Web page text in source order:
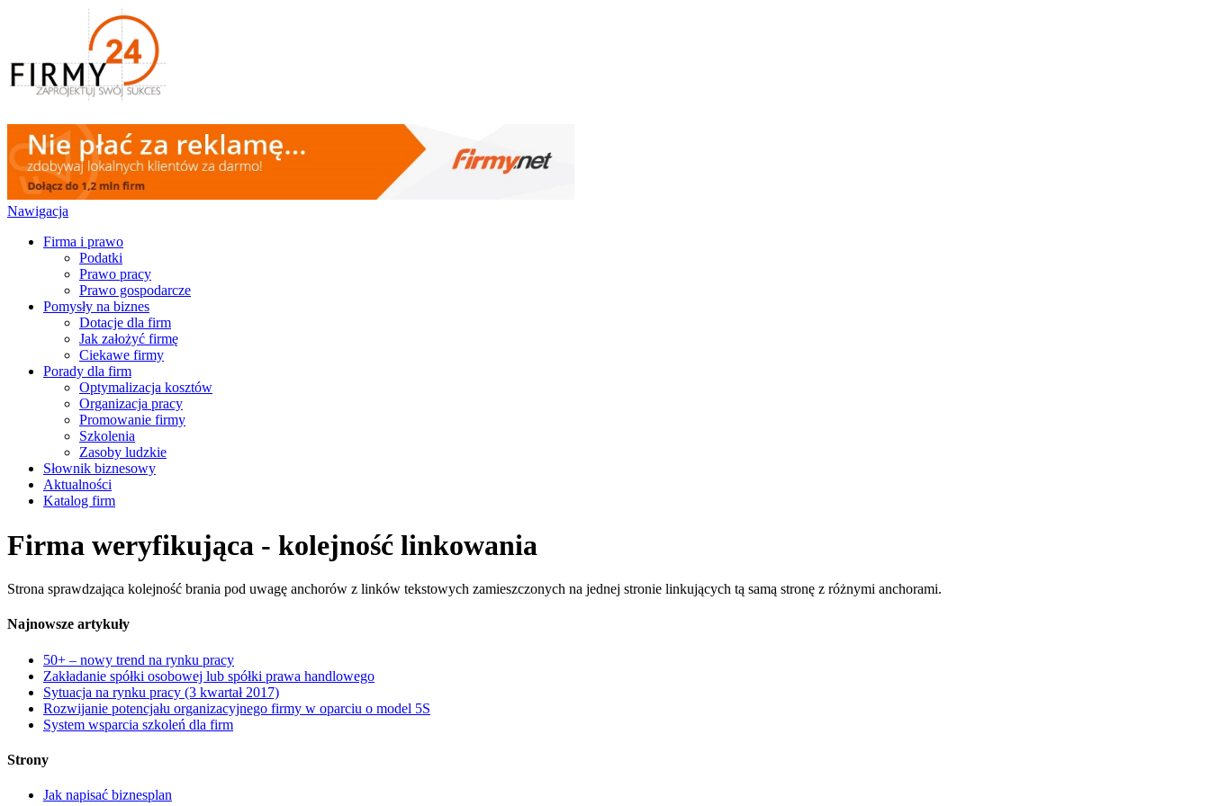
Nawigacja
Firma i prawo
Podatki
Prawo pracy
Prawo gospodarcze
Pomysły na biznes
Dotacje dla firm
Jak założyć firmę
Ciekawe firmy
Porady dla firm
Optymalizacja kosztów
Organizacja pracy
Promowanie firmy
Szkolenia
Zasoby ludzkie
Słownik biznesowy
Aktualności
Katalog firm
Firma weryfikująca - kolejność linkowania
Strona sprawdzająca kolejność brania pod uwagę anchorów z linków tekstowych zamieszczonych na jednej stronie linkujących tą samą stronę z różnymi anchorami.
Najnowsze artykuły
50+ – nowy trend na rynku pracy
Zakładanie spółki osobowej lub spółki prawa handlowego
Sytuacja na rynku pracy (3 kwartał 2017)
Rozwijanie potencjału organizacyjnego firmy w oparciu o model 5S
System wsparcia szkoleń dla firm
Strony
Jak napisać biznesplan